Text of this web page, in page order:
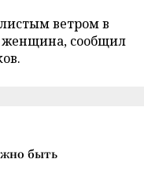
ветром в
женщина, сообщил
быть